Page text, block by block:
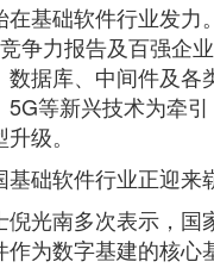
基础软件行业发
争力报告及百强企
据库、中间件及各
等新兴技术为牵
级。
础软件行业正迎来
光南多次表示，
为数字基建的核心